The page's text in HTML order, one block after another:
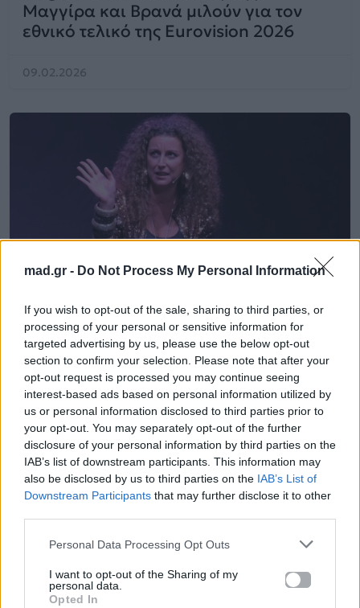
mad.gr - Do Not Process My Personal Information
If you wish to opt-out of the sale, sharing to third parties, or
processing of your personal or sensitive information for
targeted advertising by us, please use the below opt-out
section to confirm your selection. Please note that after your
opt-out request is processed you may continue seeing
interest-based ads based on personal information utilized by
us or personal information disclosed to third parties prior to
your opt-out. You may separately opt-out of the further
disclosure of your personal information by third parties on the
IAB’s list of downstream participants. This information may
also be disclosed by us to third parties on the IAB’s List of
Downstream Participants that may further disclose it to other
Personal Data Processing Opt Outs
I want to opt-out of the Sharing of my
personal data.
Opted In
Μαγγίρα και Βρανά μιλούν για τον
εθνικό τελικό της Eurovision 2026
09.02.2026
Celeb News
Κατερίνα Βρανά: 5+1 facts που δεν
γνώριζες για το «πιο αστείο κορίτσι
του κόσμου»
28.01.2026